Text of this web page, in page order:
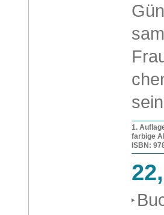
1.
far­bi­ge
ISBN: